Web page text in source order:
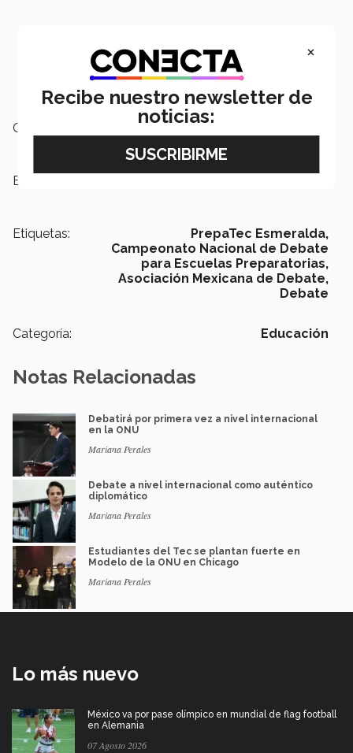
Campus:
Escuelas:
Etiquetas:
PrepaTec Esmeralda,
Campeonato Nacional de Debate
para Escuelas Preparatorias,
Asociación Mexicana de Debate,
Debate
Categoría: Educación
Notas Relacionadas
Debatirá por primera vez a nivel internacional
en la ONU
Mariana Perales
Debate a nivel internacional como auténtico
diplomático
Mariana Perales
Estudiantes del Tec se plantan fuerte en
Modelo de la ONU en Chicago
Mariana Perales
Lo más nuevo
México va por pase olímpico en mundial de flag football
en Alemania
07 Agosto 2026
×
Recibe nuestro newsletter de
noticias: